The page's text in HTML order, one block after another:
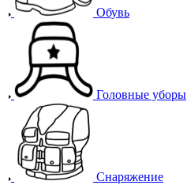
Обувь
Головные уборы
Снаряжение